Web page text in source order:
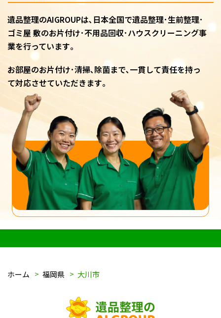
遺品整理のAIGROUPは､日本全国で遺品整理･生前整理･
ゴミ屋 敷のお片付け･不用品回収･ハウスクリーニング事
業を行っています｡
お部屋のお片付け･清掃､除菌まで､一貫して責任を持っ
て対応させていただきます｡
ホーム 福岡県 大川市